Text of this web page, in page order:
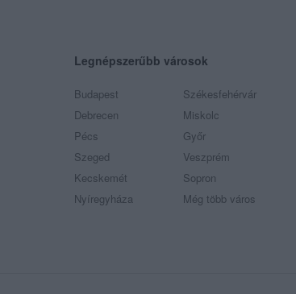
Legnépszerűbb városok
Budapest
Debrecen
Pécs
Szeged
Kecskemét
Nyíregyháza
Székesfehérvár
Miskolc
Győr
Veszprém
Sopron
Még több város